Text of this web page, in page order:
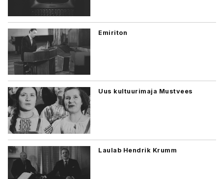
Emiriton
Uus kultuurimaja Mustvees
Laulab Hendrik Krumm